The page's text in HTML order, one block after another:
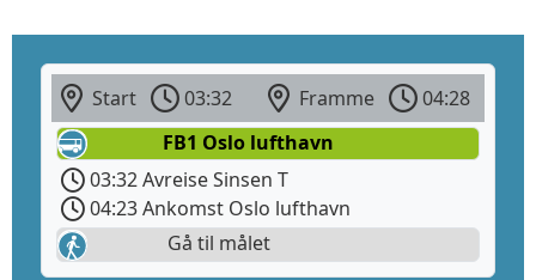
Start 03:32 Framme
04:28
FB1 Oslo lufthavn
03:32 Avreise Sinsen T
04:23 Ankomst Oslo lufthavn
Gå til målet